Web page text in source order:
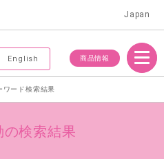
Japan
English 商品情報
Menu
ワード検索結果
の検索結果